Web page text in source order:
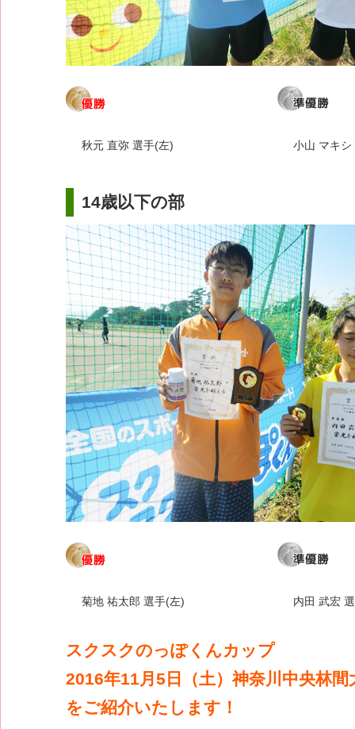
秋元 直弥 選手(左) 小山 マキシ
14歳以下の部
菊地 祐太郎 選手(左) 内田 武宏
スクスクのっぽくんカップ
2016年11月5日（土）神奈川中央林間
をご紹介いたします！